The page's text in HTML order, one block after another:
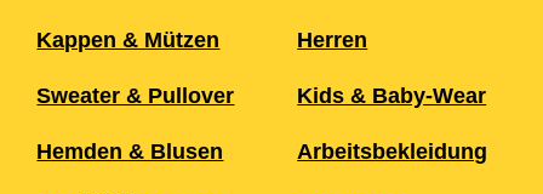
Kappen & Mützen
Sweater & Pullover
Hemden & Blusen
Herren
Kids & Baby-Wear
Arbeitsbekleidung